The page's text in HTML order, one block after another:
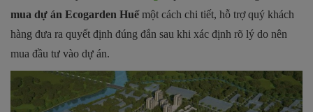
mua dự án Ecogarden Huếmột cách chi tiết, hỗ trợ quý khách
hàng đưa ra quyết định đúng đắn sau khi xác định rõ lý do nên
mua đầu tư vào dự án.